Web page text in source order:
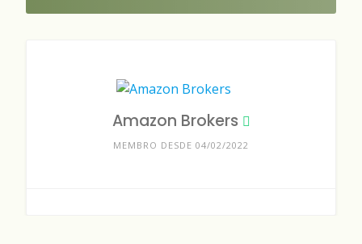
Amazon Brokers
MEMBRO DESDE 04/02/2022